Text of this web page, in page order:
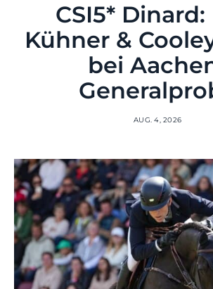
CSI5* Dinard:
Kühner &
bei
AUG. 4, 2026